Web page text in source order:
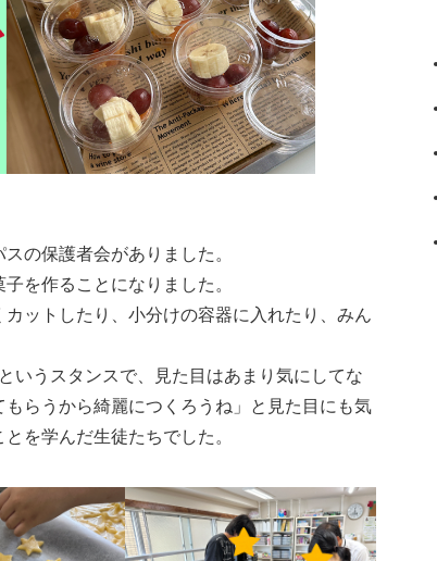
の保護者会がありました。
を作ることになりました。
ットしたり、小分けの容器に入れたり、みん
いうスタンスで、見た目はあまり気にしてな
らうから綺麗につくろうね」と見た目にも気
を学んだ生徒たちでした。